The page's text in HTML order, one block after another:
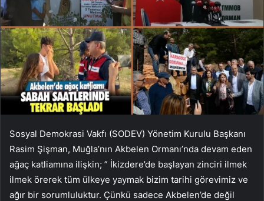
Sosyal Demokrasi Vakfı (SODEV) Yönetim Kurulu Başkanı
Rasim Şişman, Muğla’nın Akbelen Ormanı’nda devam eden
ağaç katliamına ilişkin; ” İkizdere’de başlayan zinciri ilmek
ilmek örerek tüm ülkeye yaymak bizim tarihi görevimiz ve
ağır bir sorumluluktur. Çünkü sadece Akbelen’de değil